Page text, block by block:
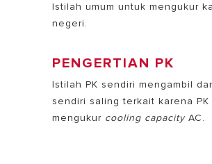
Istilah umum untuk mengukur
negeri.
PENGERTIAN PK
Istilah PK sendiri mengambil
sendiri saling terkait karena
mengukur cooling capacityAC.